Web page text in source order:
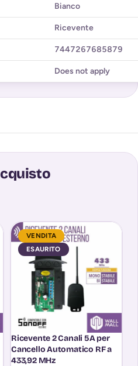
Bianco
Ricevente
7447267685879
Does not apply
VENDITA
ESAURITO
Ricevente 2 Canali 5A per
Cancello Automatico RF a
433,92 MHz